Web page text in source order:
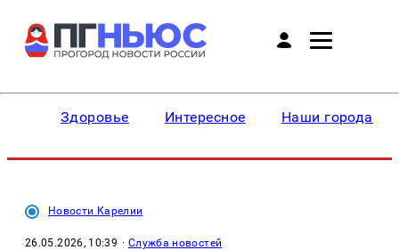
Здоровье Интересное Наши города
Новости Карелии
26.05.2026, 10:39 · Служба новостей